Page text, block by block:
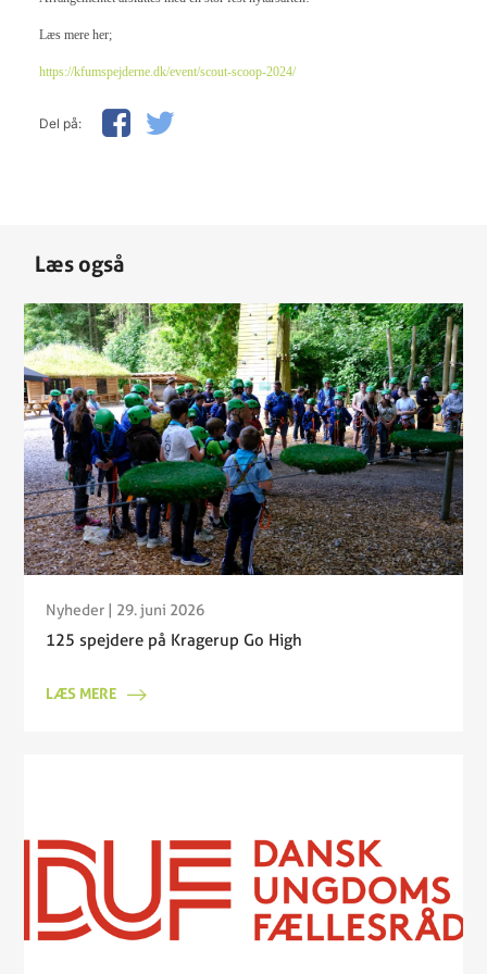
Læs mere her;
https://kfumspejderne.dk/event/scout-scoop-2024/
Del på:
Læs også
Nyheder | 29. juni 2026
125 spejdere på Kragerup Go High
LÆS MERE